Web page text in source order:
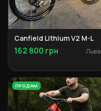
Canfield Lithium V2 M-L
162 800 грн Львів
ПРОДАМ